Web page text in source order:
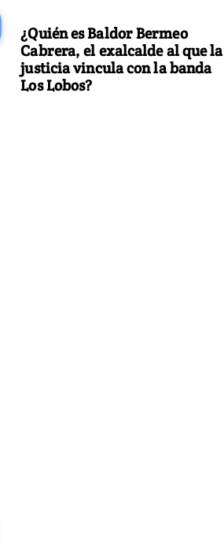
¿Quién es Baldor Bermeo
Cabrera, el exalcalde al que la
justicia vincula con la banda
Los Lobos?